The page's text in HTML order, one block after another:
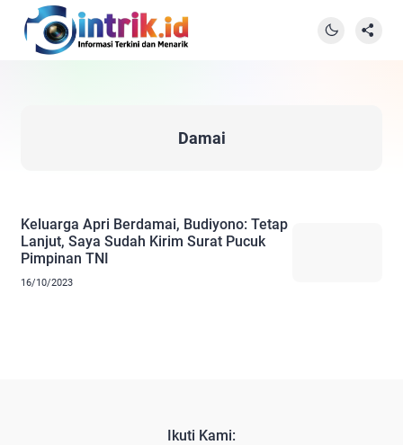
Damai
Keluarga Apri Berdamai, Budiyono: Tetap
Lanjut, Saya Sudah Kirim Surat Pucuk
Pimpinan TNI
16/10/2023
Ikuti Kami: